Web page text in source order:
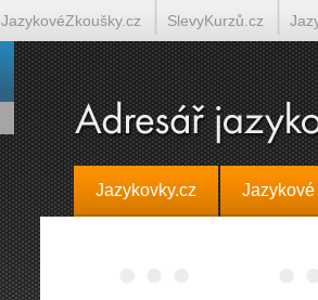
Jazykovky.cz Jazykové
JazykovéZkoušky.cz SlevyKurzů.cz
Tlumočení-Překlady.cz Překládá.cz